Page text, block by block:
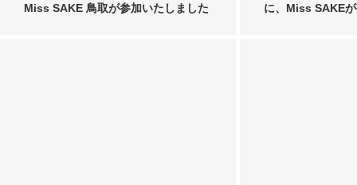
Miss SAKE 鳥取が参加いたしました
に、Miss SAKE